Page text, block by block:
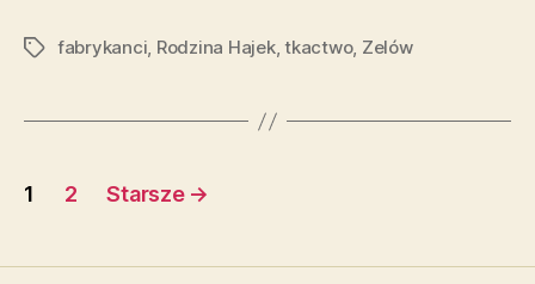
Tagifabrykanci, Rodzina Hajek,tkactwo, Zelów
Stronicowanie
1 2 Starsze →